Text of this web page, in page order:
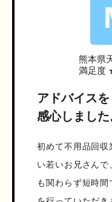
熊本県
満足
アドバイス
感心しました
初めて不用品回
い若いお兄さんで
も関わらず短時